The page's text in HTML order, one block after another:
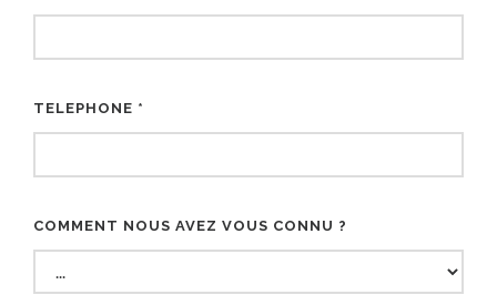
TELEPHONE *
COMMENT NOUS AVEZ VOUS CONNU ?